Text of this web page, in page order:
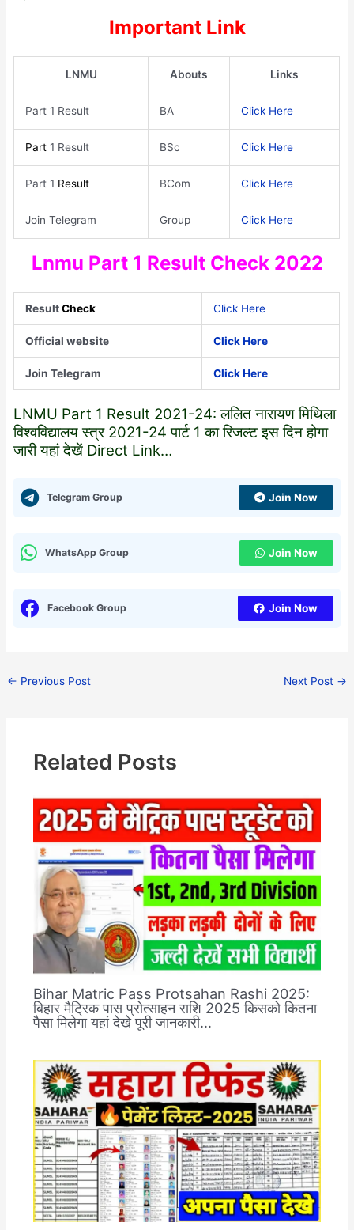
Important Link
LNMU Abouts Links
Part 1 Result BA Click Here
Part 1 Result BSc Click Here
Part 1 Result BCom Click Here
Join Telegram Group Click Here
Lnmu Part 1 Result Check 2022
ResultCheck Click Here
Official website Click Here
Join Telegram Click Here
LNMU Part 1 Result 2021-24: ललित नारायण मिथिला
विश्वविद्यालय स्त्र 2021-24 पार्ट 1 का रिजल्ट इस दिन होगा
जारी यहां देखें Direct Link…
Telegram Group Join Now
WhatsApp Group Join Now
Facebook Group Join Now
← Previous Post Next Post →
Related Posts
Bihar Matric Pass Protsahan Rashi 2025:
बिहार मैट्रिक पास प्रोत्साहन राशि 2025 किसको कितना
पैसा मिलेगा यहां देखे पूरी जानकारी…